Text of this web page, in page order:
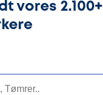
vores 2.100+